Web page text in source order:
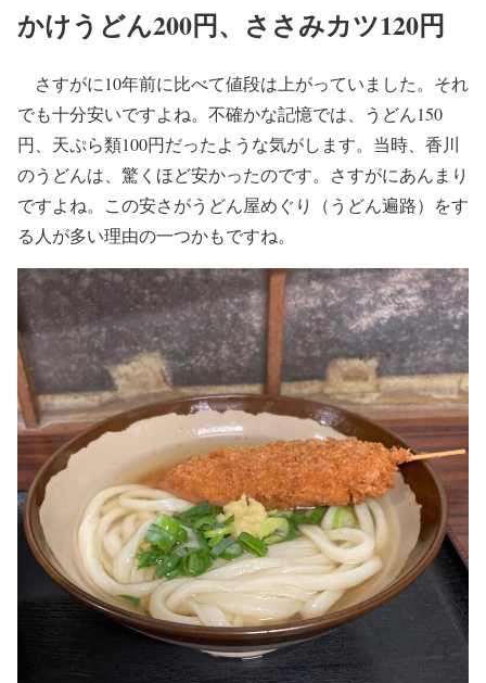
かけうどん200円、ささみカツ120円
さすがに10年前に比べて値段は上がっていました。それ
でも十分安いですよね。不確かな記憶では、うどん150
円、天ぷら類100円だったような気がします。当時、香川
のうどんは、驚くほど安かったのです。さすがにあんまり
ですよね。この安さがうどん屋めぐり（うどん遍路）をす
る人が多い理由の一つかもですね。